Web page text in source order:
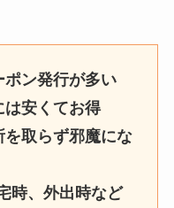
ポン発行が多い
は安くてお得
を取らず邪魔にな
時、外出時など